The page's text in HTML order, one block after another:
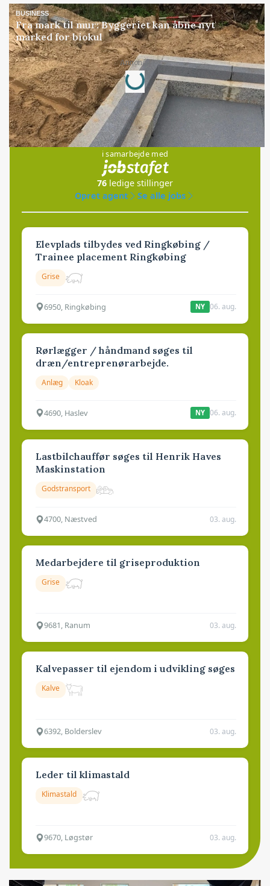
BUSINESS
Fra mark til mur: Byggeriet kan åbne nyt
marked for biokul
Annonce
Loading...
Jobs
i samarbejde med
76 ledige stillinger
Opret agent
Se alle jobs
Elevplads tilbydes ved Ringkøbing /
Trainee placement Ringkøbing
Grise
6950, Ringkøbing NY 06. aug.
Rørlægger / håndmand søges til
dræn/entreprenørarbejde.
Anlæg Kloak
4690, Haslev NY 06. aug.
Lastbilchauffør søges til Henrik Haves
Maskinstation
Godstransport
4700, Næstved 03. aug.
Medarbejdere til griseproduktion
Grise
9681, Ranum 03. aug.
Kalvepasser til ejendom i udvikling søges
Kalve
6392, Bolderslev 03. aug.
Leder til klimastald
Klimastald
9670, Løgstør 03. aug.